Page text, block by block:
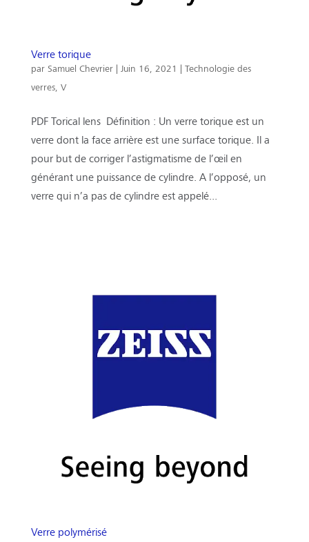
Verre torique
par Samuel Chevrier| Juin 16, 2021 | Technologie des
verres, V
PDF Torical lens Définition : Un verre torique est un
verre dont la face arrière est une surface torique. Il a
pour but de corriger l’astigmatisme de l’œil en
générant une puissance de cylindre. A l’opposé, un
verre qui n’a pas de cylindre est appelé...
Verre polymérisé